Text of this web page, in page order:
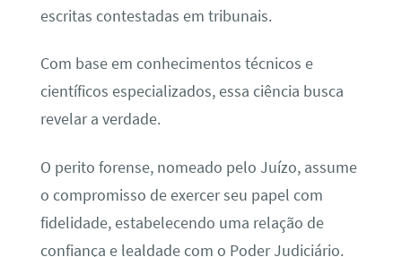
escritas contestadas em tribunais.
Com base em conhecimentos técnicos e
científicos especializados, essa ciência busca
revelar a verdade.
O perito forense, nomeado pelo Juízo, assume
o compromisso de exercer seu papel com
fidelidade, estabelecendo uma relação de
confiança e lealdade com o Poder Judiciário.